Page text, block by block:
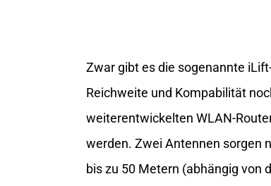
Zwar gibt es die sogenannte
Reichweite und Kompabilität
weiterentwickelten WLAN-
werden. Zwei Antennen sorgen
bis zu 50 Metern (abhängig von